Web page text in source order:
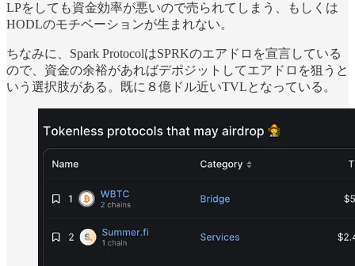
LPをしても資金効率が悪いので売られてしまう、もしくは
HODLのモチベーションが生まれない。
ちなみに、Spark ProtocolはSPRKのエアドロを宣言している
ので、資金の余裕があればデポジットしてエアドロを狙うと
いう選択肢がある。既に８億ドル近いTVLとなっている。